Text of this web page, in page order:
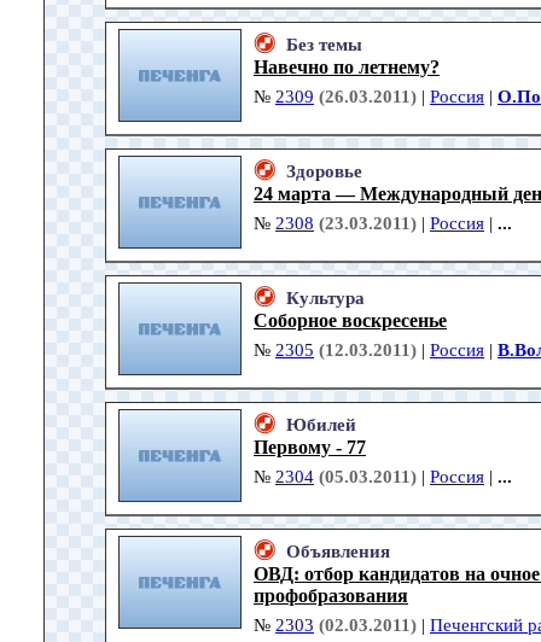
Без темы
Навечно по летнему?
№ 2309 (26.03.2011) | Россия |
Здоровье
24 марта — Международный
№ 2308 (23.03.2011) | Россия | ...
Культура
Соборное воскресенье
№ 2305 (12.03.2011) | Россия |
Юбилей
Первому - 77
№ 2304 (05.03.2011) | Россия | ...
Объявления
ОВД: отбор кандидатов на
профобразования
№ 2303 (02.03.2011) | Печенгский